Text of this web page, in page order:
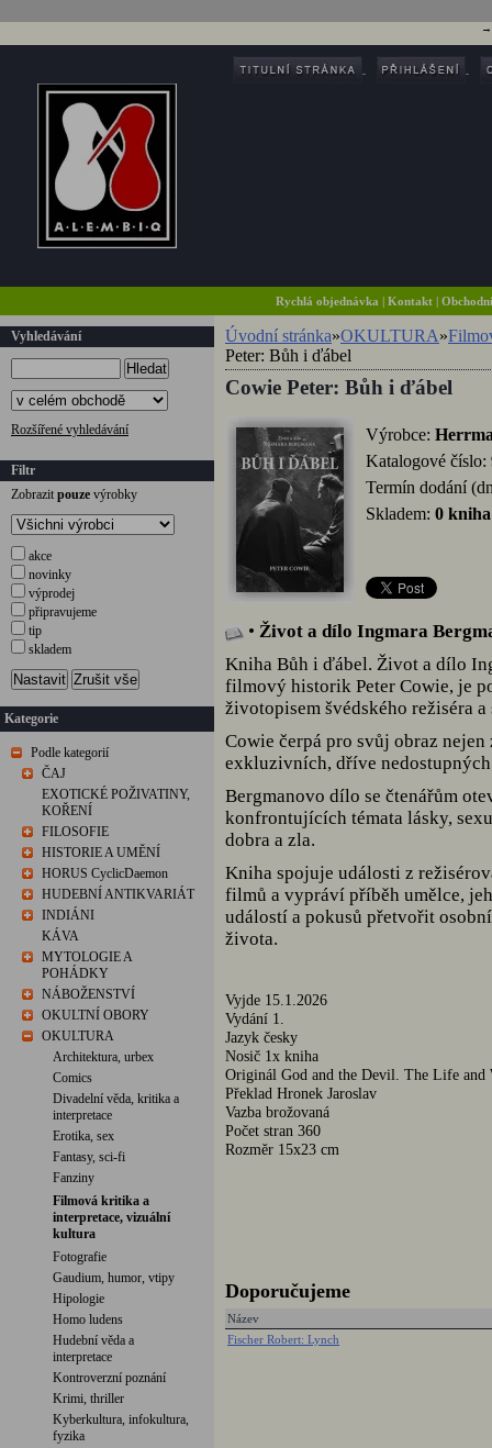
Rychlá objednávka |Kontakt |
Vyhledávání
Hledat
Rozšířené vyhledávání
Filtr
Zobrazit pouze výrobky
akce
novinky
výprodej
připravujeme
tip
skladem
Nastavit Zrušit vše
Kategorie
Podle kategorií
ČAJ
EXOTICKÉ POŽIVATINY,
KOŘENÍ
FILOSOFIE
HISTORIE A UMĚNÍ
HORUS CyclicDaemon
HUDEBNÍ ANTIKVARIÁT
INDIÁNI
KÁVA
MYTOLOGIE A
POHÁDKY
NÁBOŽENSTVÍ
OKULTNÍ OBORY
OKULTURA
Architektura, urbex
Comics
Divadelní věda, kritika a
interpretace
Erotika, sex
Fantasy, sci-fi
Fanziny
Filmová kritika a
interpretace, vizuální
kultura
Fotografie
Gaudium, humor, vtipy
Hipologie
Homo ludens
Hudební věda a
interpretace
Kontroverzní poznání
Krimi, thriller
Kyberkultura, infokultura,
fyzika
Úvodní stránka»OKULTURA»
Peter: Bůh i ďábel
Cowie Peter: Bůh i ďábel
Výrobce:
Katalogové číslo:
Termín dodání
Skladem: 0 kniha
• Život a dílo Ingmara
Kniha Bůh i ďábel. Život a dílo
filmový historik Peter Cowie, je
životopisem švédského režiséra a
Cowie čerpá pro svůj obraz
exkluzivních, dříve
Bergmanovo dílo se čtenářům
konfrontujících témata lásky,
dobra a zla.
Kniha spojuje události z
filmů a vypráví příběh umělce,
událostí a pokusů přetvořit
života.
Vyjde 15.1.2026
Vydání 1.
Jazyk česky
Nosič 1x kniha
Originál God and the Devil. The Life and
Překlad Hronek Jaroslav
Vazba brožovaná
Počet stran 360
Rozměr 15x23 cm
Doporučujeme
Název
Fischer Robert: Lynch